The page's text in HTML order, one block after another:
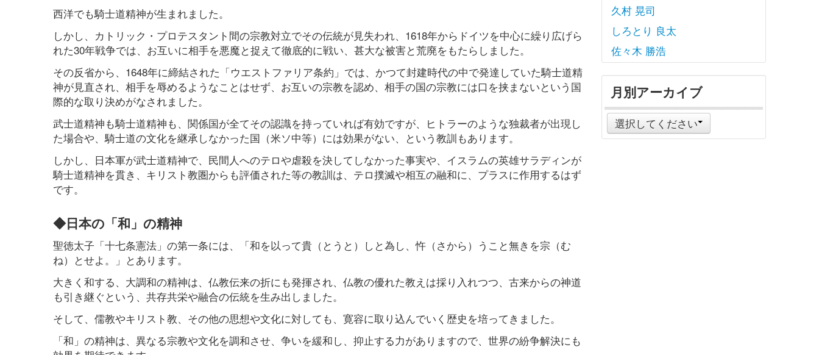
西洋でも騎士道精神が生まれました。
しかし、カトリック・プロテスタント間の宗教対立でその伝統が見失われ、1618年からドイツを中心に繰り広げら
れた30年戦争では、お互いに相手を悪魔と捉えて徹底的に戦い、甚大な被害と荒廃をもたらしました。
その反省から、1648年に締結された「ウエストファリア条約」では、かつて封建時代の中で発達していた騎士道精
神が見直され、相手を辱めるようなことはせず、お互いの宗教を認め、相手の国の宗教には口を挟まないという国
際的な取り決めがなされました。
武士道精神も騎士道精神も、関係国が全てその認識を持っていれば有効ですが、ヒトラーのような独裁者が出現し
た場合や、騎士道の文化を継承しなかった国（米ソ中等）には効果がない、という教訓もあります。
しかし、日本軍が武士道精神で、民間人へのテロや虐殺を決してしなかった事実や、イスラムの英雄サラディンが
騎士道精神を貫き、キリスト教圏からも評価された等の教訓は、テロ撲滅や相互の融和に、プラスに作用するはず
です。
◆日本の「和」の精神
聖徳太子「十七条憲法」の第一条には、「和を以って貴（とうと）しと為し、忤（さから）うこと無きを宗（む
ね）とせよ。」とあります。
大きく和する、大調和の精神は、仏教伝来の折にも発揮され、仏教の優れた教えは採り入れつつ、古来からの神道
も引き継ぐという、共存共栄や融合の伝統を生み出しました。
そして、儒教やキリスト教、その他の思想や文化に対しても、寛容に取り込んでいく歴史を培ってきました。
「和」の精神は、異なる宗教や文化を調和させ、争いを緩和し、抑止する力がありますので、世界の紛争解決にも
久村 晃司
しろとり 良太
佐々木 勝浩
月別アーカイブ
選択してください